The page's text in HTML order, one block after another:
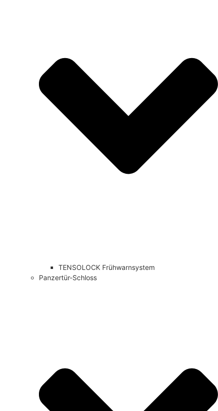
TENSOLOCK Frühwarnsystem
Panzertür-Schloss